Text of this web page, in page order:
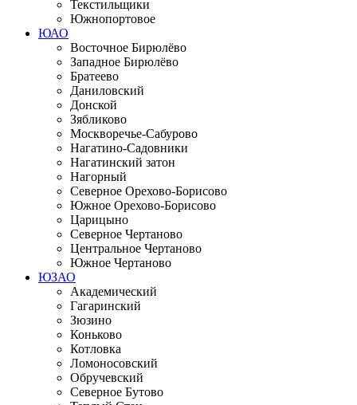
Текстильщики
Южнопортовое
ЮАО
Восточное Бирюлёво
Западное Бирюлёво
Братеево
Даниловский
Донской
Зябликово
Москворечье-Сабурово
Нагатино-Садовники
Нагатинский затон
Нагорный
Северное Орехово-Борисово
Южное Орехово-Борисово
Царицыно
Северное Чертаново
Центральное Чертаново
Южное Чертаново
ЮЗАО
Академический
Гагаринский
Зюзино
Коньково
Котловка
Ломоносовский
Обручевский
Северное Бутово